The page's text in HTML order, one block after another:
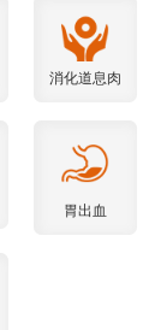
消化道息肉
胃出血